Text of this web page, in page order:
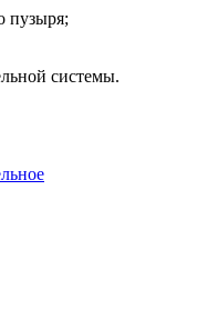
пузыря;
системы.